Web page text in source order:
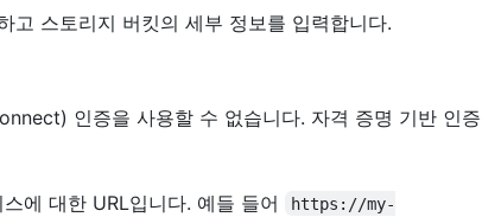
고 스토리지 버킷의 세부 정보를 입력합니다.
인증을 사용할 수 없습니다. 자격 증명 기반 인
에 대한 URL입니다. 예들 들어
https://my-